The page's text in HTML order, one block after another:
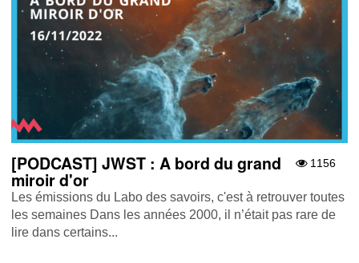
1156
[PODCAST] JWST : A bord du grand
miroir d'or
Les émissions du Labo des savoirs, c'est à retrouver toutes
les semaines Dans les années 2000, il n’était pas rare de
lire dans certains...